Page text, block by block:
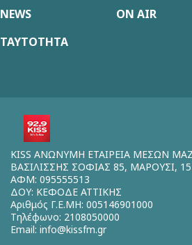
NEWS
ON AIR
ΤΑΥΤΟΤΗΤΑ
KISS ΑΝΩΝΥΜΗ ΕΤΑΙΡΕΙΑ ΜΕΣΩΝ
ΒΑΣΙΛΙΣΣΗΣ ΣΟΦΙΑΣ 85, ΜΑΡΟΥΣΙ,
ΑΦΜ: 095555513
ΔΟΥ: ΚΕΦΟΔΕ ΑΤΤΙΚΗΣ
Αριθμός Γ.Ε.ΜΗ: 005146901000
Τηλέφωνο: 2108050000
Email: info@kissfm.gr